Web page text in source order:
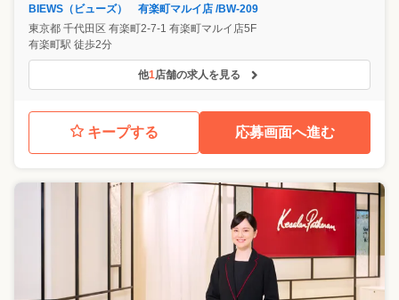
BIEWS（ビューズ） 有楽町マルイ店 /BW-209
東京都 千代田区 有楽町2-7-1 有楽町マルイ店5F
有楽町駅 徒歩2分
他1店舗の求人を見る
キープする 応募画面へ進む